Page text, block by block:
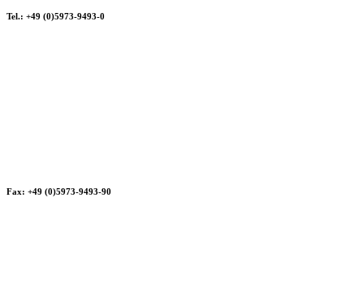
Tel.: +49 (0)5973-9493-0
Fax: +49 (0)5973-9493-90